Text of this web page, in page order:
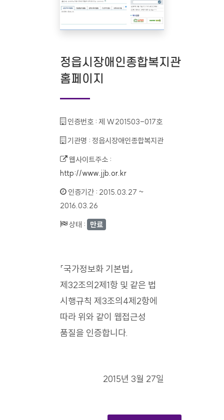
정읍시장애인종합복지관
홈페이지
인증번호 : 제 W201503-017호
기관명 : 정읍시장애인종합복지관
웹사이트주소 :
http://www.jjb.or.kr
인증기간 : 2015.03.27 ~
2016.03.26
상태 : 만료
「국가정보화 기본법」
제32조의2제1항 및 같은 법
시행규칙 제3조의4제2항에
따라 위와 같이 웹접근성
품질을 인증합니다.
2015년 3월 27일